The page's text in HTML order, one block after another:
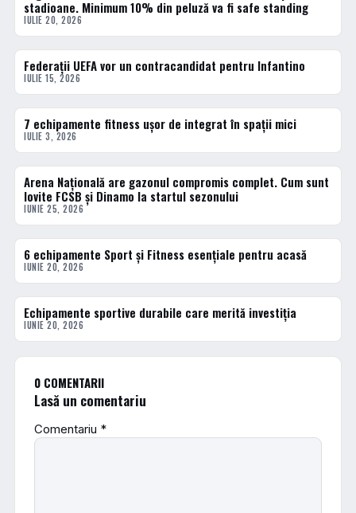
stadioane. Minimum 10% din peluză va fi safe standing
IULIE 20, 2026
ACTUALE
Federații UEFA vor un contracandidat pentru Infantino
IULIE 15, 2026
ACTUALE
7 echipamente fitness ușor de integrat în spații mici
IULIE 3, 2026
ACTUALE
Arena Națională are gazonul compromis complet. Cum sunt
lovite FCSB și Dinamo la startul sezonului
IUNIE 25, 2026
ACTUALE
6 echipamente Sport și Fitness esențiale pentru acasă
IUNIE 20, 2026
ACTUALE
Echipamente sportive durabile care merită investiția
IUNIE 20, 2026
0 COMENTARII
Lasă un comentariu
Comentariu *